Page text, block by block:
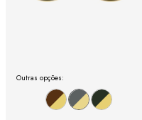
Outras opções: